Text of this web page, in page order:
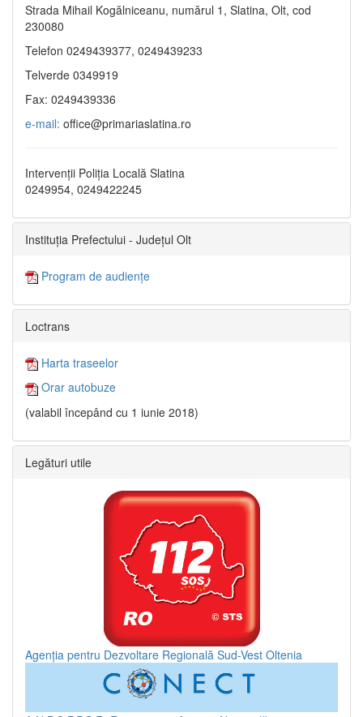
Strada Mihail Kogălniceanu, numărul 1, Slatina, Olt, cod
230080
Telefon 0249439377, 0249439233
Telverde 0349919
Fax: 0249439336
e-mail: office@primariaslatina.ro
Intervenții Poliția Locală Slatina
0249954, 0249422245
Instituția Prefectului - Județul Olt
Program de audiențe
Loctrans
Harta traseelor
Orar autobuze
(valabil începând cu 1 iunie 2018)
Legături utile
Agenția pentru Dezvoltare Regională Sud-Vest Oltenia